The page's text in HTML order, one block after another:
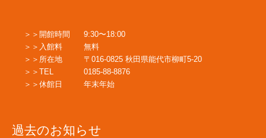
ビ
ゲ
ー
開館時間
9:30〜18:00
入館料
無料
所在地
〒016-0825 秋田県能代市柳町5-20
TEL
0185-88-8876
休館日
年末年始
過去のお知らせ